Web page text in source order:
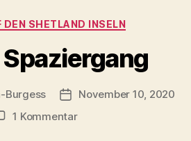
Kategorien
DEN SHETLAND INSELN
Burgess Beitragsdatum
November 10, 2020
1 Kommentarzu